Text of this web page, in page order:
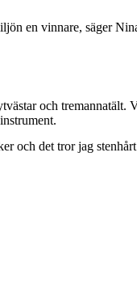
en vinnare, säger
och tremannatält.
och det tror jag